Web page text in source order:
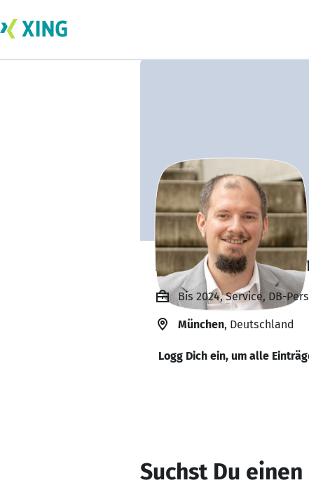
Erich Fuchs-
Bis 2024, Service, DB-
München, Deutschland
Logg Dich ein, um alle
Suchst Du